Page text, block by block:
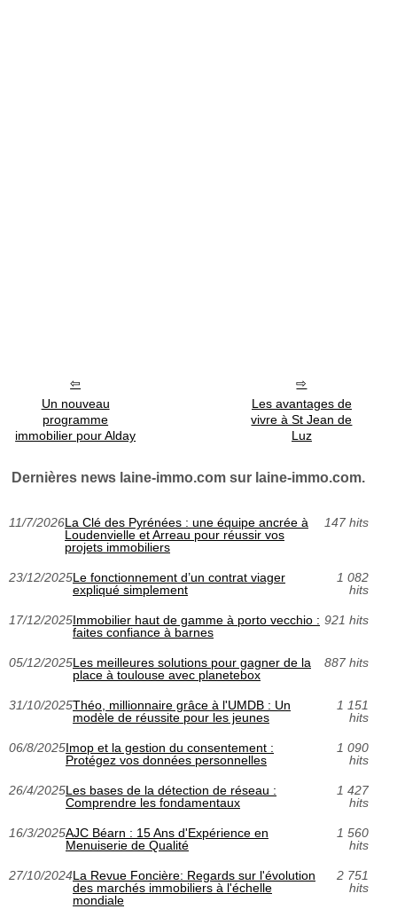
Un nouveau
programme
immobilier pour Alday
Les avantages de
vivre à St Jean de
Luz
Dernières news laine-immo.com sur laine-immo.com.
11/7/2026La Clé des Pyrénées : une équipe ancrée à
Loudenvielle et Arreau pour réussir vos
projets immobiliers
147 hits
23/12/2025Le fonctionnement d’un contrat viager
expliqué simplement
1 082
hits
17/12/2025Immobilier haut de gamme à porto vecchio :
faites confiance à barnes
921 hits
05/12/2025Les meilleures solutions pour gagner de la
place à toulouse avec planetebox
887 hits
31/10/2025Théo, millionnaire grâce à l'UMDB : Un
modèle de réussite pour les jeunes
1 151
hits
06/8/2025Imop et la gestion du consentement :
Protégez vos données personnelles
1 090
hits
26/4/2025Les bases de la détection de réseau :
Comprendre les fondamentaux
1 427
hits
16/3/2025AJC Béarn : 15 Ans d'Expérience en
Menuiserie de Qualité
1 560
hits
27/10/2024La Revue Foncière: Regards sur l'évolution
des marchés immobiliers à l'échelle
mondiale
2 751
hits